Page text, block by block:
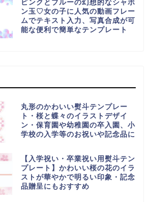
ピンクとブルーの幻想的なシャボ
ン玉♡女の子に人気の動画フレー
ムでテキスト入力、写真合成が可
能な便利で簡単なテンプレート
丸形のかわいい熨斗テンプレー
ト・桜と蝶々のイラストデザイ
ン・保育園や幼稚園の卒入園、小
学校の入学等のお祝いや記念品に
【入学祝い・卒業祝い用熨斗テン
プレート】かわいい桜の花のイラ
ストが華やかで明るい印象・記念
品贈呈にもおすすめ